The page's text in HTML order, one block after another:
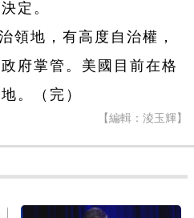
定。
領地，有高度自治權，
府掌管。美國目前在格
。（完）
【編輯：淩玉輝】